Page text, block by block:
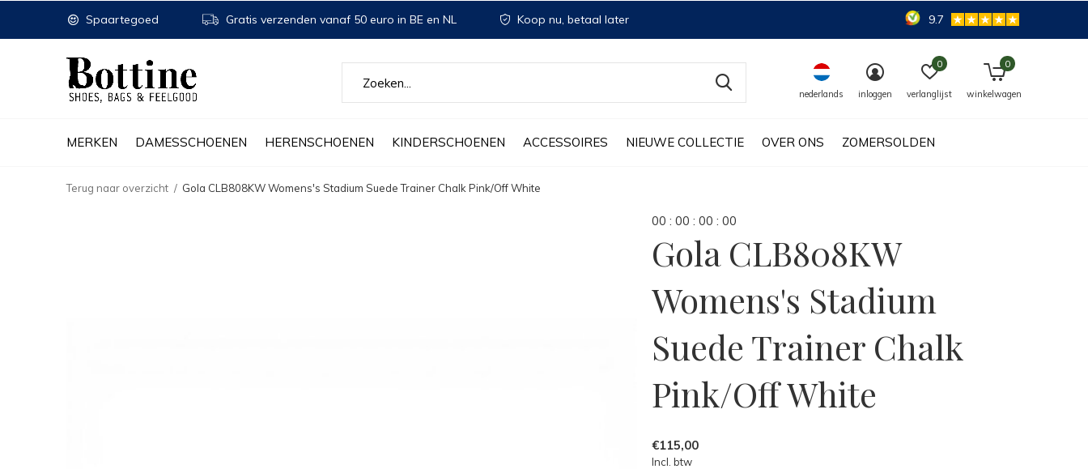
MERKEN DAMESSCHOENEN HERENSCHOENEN KINDERSCHOENEN ACCESSOIRES NIEUWE COLLECTIE OVER ONS ZOMERSOLDEN
nederlands inloggen verlanglijst
0
winkelwagen
0
Spaartegoed Gratis verzenden vanaf 50 euro in BE en NL Koop nu, betaal later 9.7
Terug naar overzicht Gola CLB808KW Womens's Stadium Suede Trainer Chalk Pink/Off White
00 : 00 : 00 : 00
Gola CLB808KW
Womens's Stadium
Suede Trainer Chalk
Pink/Off White
€115,00
Incl. btw